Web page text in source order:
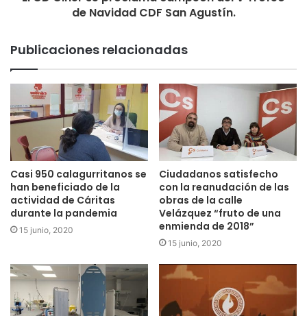
de Navidad CDF San Agustín.
Publicaciones relacionadas
Casi 950 calagurritanos se
han beneficiado de la
actividad de Cáritas
durante la pandemia
15 junio, 2020
Ciudadanos satisfecho
con la reanudación de las
obras de la calle
Velázquez “fruto de una
enmienda de 2018”
15 junio, 2020